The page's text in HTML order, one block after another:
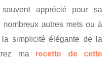
apprécié pour sa
autres mets ou à
simplicité élégante de la
ma recette de cette